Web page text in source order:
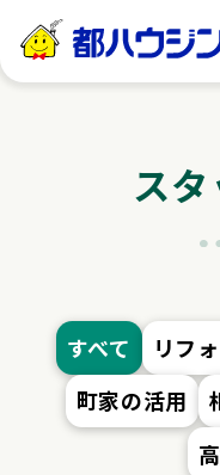
ス
すべて リフ
町家の活用